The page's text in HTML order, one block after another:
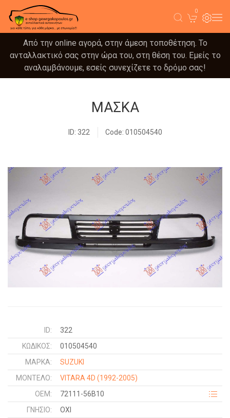
0
Από την online αγορά, στην άμεση τοποθέτηση. Το
ανταλλακτικό σας στην ώρα του, στη θέση του. Εμείς το
αναλαμβάνουμε, εσείς συνεχίζετε το δρόμο σας!
ΜΑΣΚΑ
ID: 322 Code: 010504540
ID:
322
ΚΩΔΙΚΌΣ:
010504540
ΜΑΡΚΑ:
SUZUKI
ΜΟΝΤΕΛΟ:
VITARA 4D (1992-2005)
OEM:
72111-56B10
ΓΝΉΣΙΟ:
ΟΧΙ